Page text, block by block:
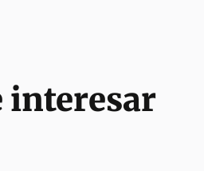
interesar